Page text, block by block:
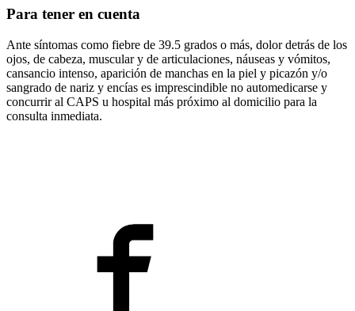
Para tener en cuenta
Ante síntomas como fiebre de 39.5 grados o más, dolor detrás de los
ojos, de cabeza, muscular y de articulaciones, náuseas y vómitos,
cansancio intenso, aparición de manchas en la piel y picazón y/o
sangrado de nariz y encías es imprescindible no automedicarse y
concurrir al CAPS u hospital más próximo al domicilio para la
consulta inmediata.